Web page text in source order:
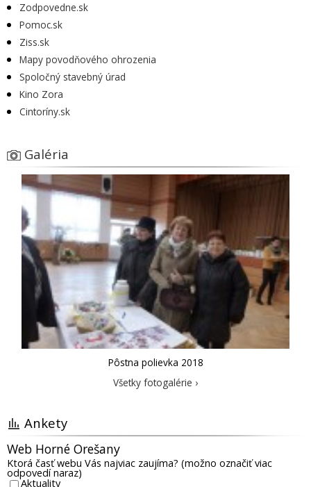
Zodpovedne.sk
Pomoc.sk
Ziss.sk
Mapy povodňového ohrozenia
Spoločný stavebný úrad
Kino Zora
Cintoríny.sk
Galéria
Pôstna polievka 2018
Všetky fotogalérie ›
Ankety
Web Horné Orešany
Ktorá časť webu Vás najviac zaujíma? (možno označiť viac
odpovedí naraz)
Aktuality